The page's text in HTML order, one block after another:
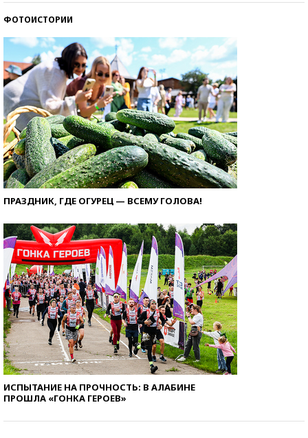
ФОТОИСТОРИИ
ПРАЗДНИК, ГДЕ ОГУРЕЦ — ВСЕМУ ГОЛОВА!
ИСПЫТАНИЕ НА ПРОЧНОСТЬ: В АЛАБИНЕ
ПРОШЛА «ГОНКА ГЕРОЕВ»